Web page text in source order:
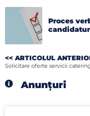
Proces
<< ARTICOLUL
Solicitare oferte servicii
Anunțuri